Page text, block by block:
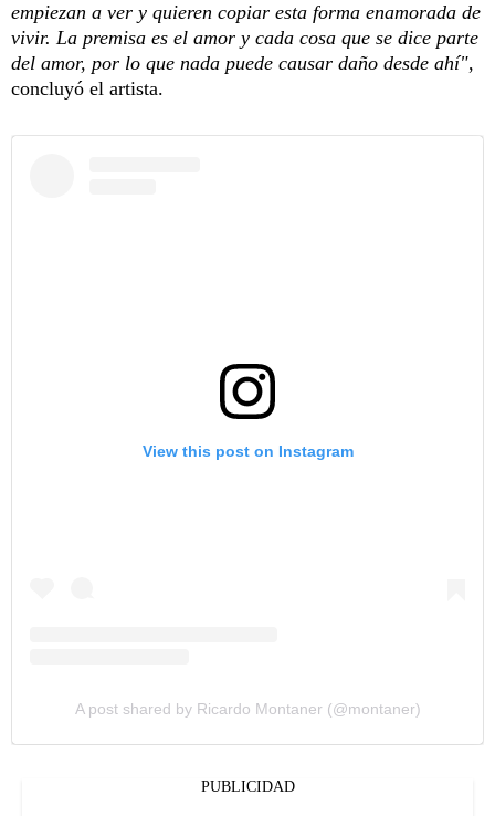
empiezan a ver y quieren copiar esta forma enamorada de
vivir. La premisa es el amor y cada cosa que se dice parte
del amor, por lo que nada puede causar daño desde ahí",
concluyó el artista.
View this post on Instagram
A post shared by Ricardo Montaner (@montaner)
PUBLICIDAD